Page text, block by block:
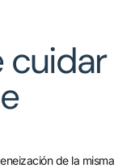
cuidar
de la misma